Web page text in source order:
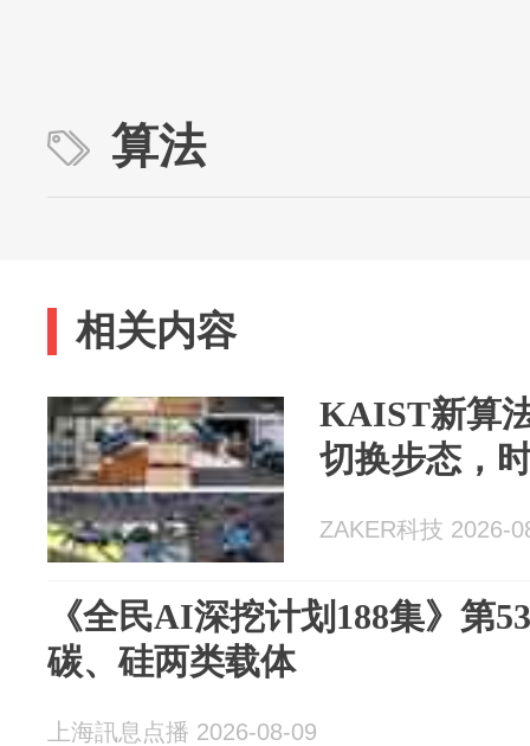
算法
相关内容
KAIST新算
切换步态，
ZAKER科技 2026-
《全民AI深挖计划188集》第
碳、硅两类载体
上海訊息点播 2026-08-09